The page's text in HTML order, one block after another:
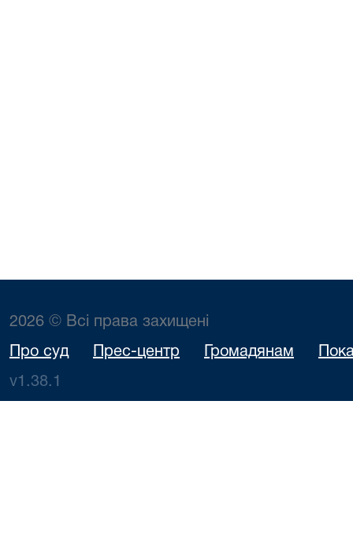
2026 © Всі права захищені
Про суд Прес-центр Громадянам
v1.38.1